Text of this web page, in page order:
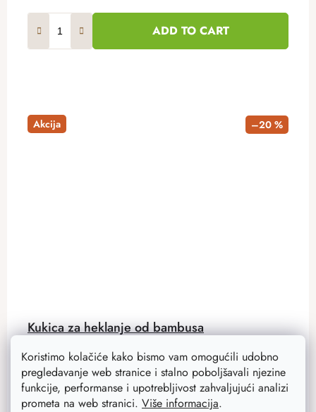
Koristimo kolačiće kako bismo vam omogućili udobno
pregledavanje web stranice i stalno poboljšavali njezine
funkcije, performanse i upotrebljivost zahvaljujući analizi
prometa na web stranici. Više informacija.
ADD TO CART
Akcija –20 %
Kukica za heklanje od bambusa
Udica od prirodnog bambusa ima malu težinu i savršeno
leži u ruci. Izrada heklanih košarica, ukrasa i modnih
dodataka bit će doslovno laka stvar. Nudimo različite
veličine .